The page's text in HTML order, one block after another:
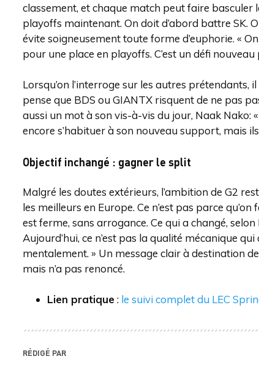
classement, et chaque match peut faire basculer
playoffs maintenant. On doit d’abord battre SK.
évite soigneusement toute forme d’euphorie. «
pour une place en playoffs. C’est un défi nouveau
Lorsqu’on l’interroge sur les autres prétendants,
pense que BDS ou GIANTX risquent de ne pas
aussi un mot à son vis-à-vis du jour, Naak Nako:
encore s’habituer à son nouveau support, mais
Objectif inchangé : gagner le split
Malgré les doutes extérieurs, l’ambition de G2
les meilleurs en Europe. Ce n’est pas parce
est ferme, sans arrogance. Ce qui a changé,
Aujourd’hui, ce n’est pas la qualité mécanique
mentalement. » Un message clair à destination
mais n’a pas renoncé.
Lien pratique: le suivi complet du LEC
RÉDIGÉ PAR